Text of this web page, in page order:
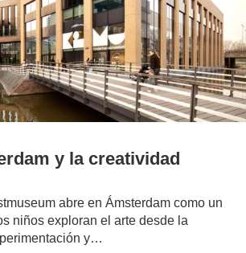
y la creatividad
abre en Ámsterdam como un
niños exploran el arte desde la
y…